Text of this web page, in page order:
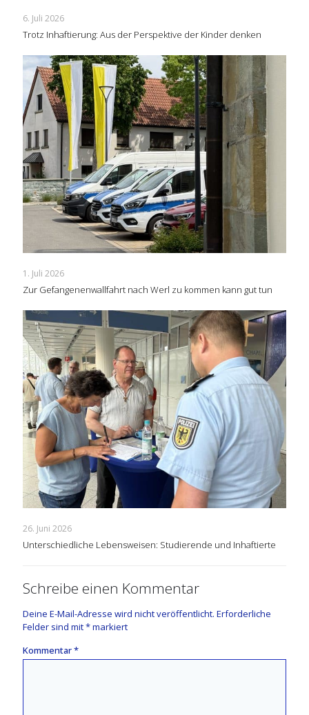
6. Juli 2026
Trotz Inhaftierung: Aus der Perspektive der Kinder denken
1. Juli 2026
Zur Gefangenenwallfahrt nach Werl zu kommen kann gut tun
26. Juni 2026
Unterschiedliche Lebensweisen: Studierende und Inhaftierte
Schreibe einen Kommentar
Deine E-Mail-Adresse wird nicht veröffentlicht. Erforderliche
Felder sind mit*markiert
Kommentar*